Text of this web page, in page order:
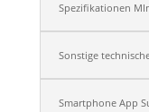
Spezifikationen
Sonstige
Smartphone App